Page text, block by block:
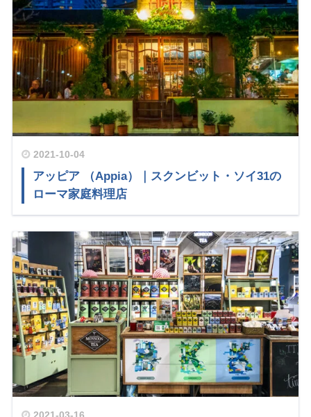
2021-10-04
アッピア （Appia）｜スクンビット・ソイ31の
ローマ家庭料理店